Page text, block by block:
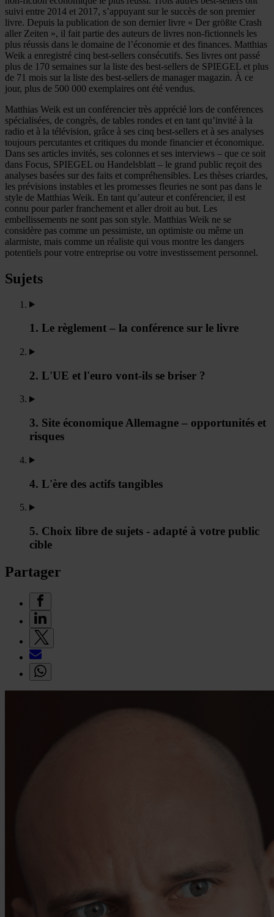
suivi entre 2014 et 2017, s’appuyant sur le succès de son premier
livre. Depuis la publication de son dernier livre « Der größte Crash
aller Zeiten », il fait partie des auteurs de livres non-fictionnels les
plus réussis dans le domaine de l’économie et des finances. Matthias
Weik a enregistré cinq best-sellers consécutifs. Ses livres ont passé
plus de 170 semaines sur la liste des best-sellers de SPIEGEL et plus
de 71 mois sur la liste des best-sellers de manager magazin. À ce
jour, plus de 500 000 exemplaires ont été vendus.
Matthias Weik est un conférencier très apprécié lors de conférences
spécialisées, de congrès, de tables rondes et en tant qu’invité à la
radio et à la télévision, grâce à ses cinq best-sellers et à ses analyses
toujours percutantes et critiques du monde financier et économique.
Dans ses articles invités, ses colonnes et ses interviews – que ce soit
dans Focus, SPIEGEL ou Handelsblatt – le grand public reçoit des
analyses basées sur des faits et compréhensibles. Les thèses criardes,
les prévisions instables et les promesses fleuries ne sont pas dans le
style de Matthias Weik. En tant qu’auteur et conférencier, il est
connu pour parler franchement et aller droit au but. Les
embellissements ne sont pas son style. Matthias Weik ne se
considère pas comme un pessimiste, un optimiste ou même un
alarmiste, mais comme un réaliste qui vous montre les dangers
potentiels pour votre entreprise ou votre investissement personnel.
Sujets
1. Le règlement – la conférence sur le livre
2. L'UE et l'euro vont-ils se briser ?
3. Site économique Allemagne – opportunités et
risques
4. L'ère des actifs tangibles
5. Choix libre de sujets - adapté à votre public
cible
Partager